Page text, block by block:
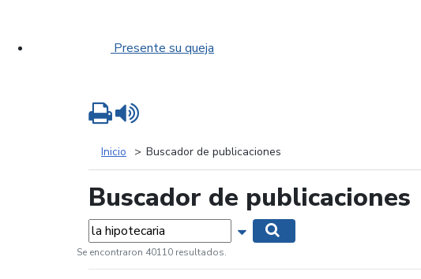
Presente su queja
Inicio Buscador de publicaciones
Buscador de publicaciones
Palabras... Mostrar opciones de búsqueda
Se encontraron 40110 resultados.
Imprimir